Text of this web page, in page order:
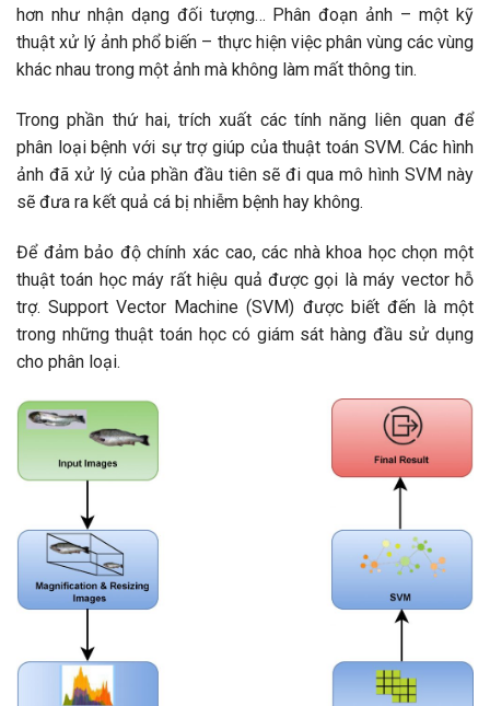
hơn như nhận dạng đối tượng… Phân đoạn ảnh – một kỹ
thuật xử lý ảnh phổ biến – thực hiện việc phân vùng các vùng
khác nhau trong một ảnh mà không làm mất thông tin.
Trong phần thứ hai, trích xuất các tính năng liên quan để
phân loại bệnh với sự trợ giúp của thuật toán SVM. Các hình
ảnh đã xử lý của phần đầu tiên sẽ đi qua mô hình SVM này
sẽ đưa ra kết quả cá bị nhiễm bệnh hay không.
Để đảm bảo độ chính xác cao, các nhà khoa học chọn một
thuật toán học máy rất hiệu quả được gọi là máy vector hỗ
trợ. Support Vector Machine (SVM) được biết đến là một
trong những thuật toán học có giám sát hàng đầu sử dụng
cho phân loại.